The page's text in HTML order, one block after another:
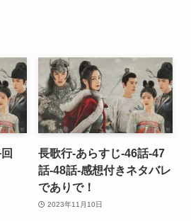
長歌行-あらすじ-46話-47
話-48話-感想付きネタバレ
でありで！
2023年11月10日